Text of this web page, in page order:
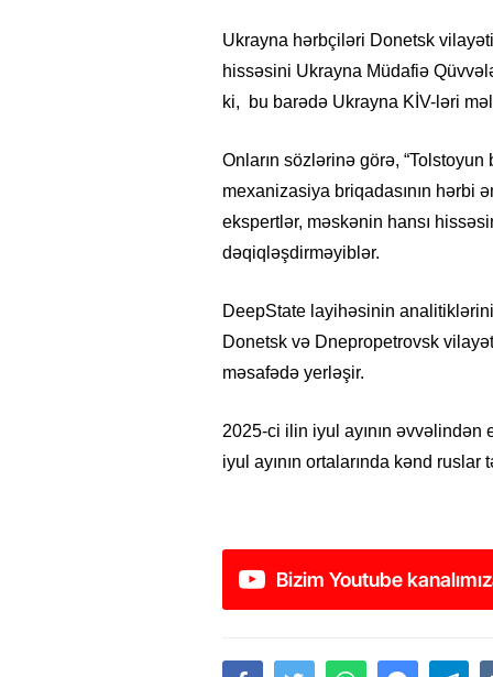
Ukrayna hərbçiləri Donetsk
hissəsini Ukrayna Müdafiə
ki, bu barədə Ukrayna KİV-ləri
Onların sözlərinə görə, “Tolstoyun
mexanizasiya briqadasının hərbi
ekspertlər, məskənin hansı
dəqiqləşdirməyiblər.
DeepState layihəsinin
Donetsk və Dnepropetrovsk
məsafədə yerləşir.
2025-ci ilin iyul ayının əvvəlindən
iyul ayının ortalarında kənd
Bizim Youtube